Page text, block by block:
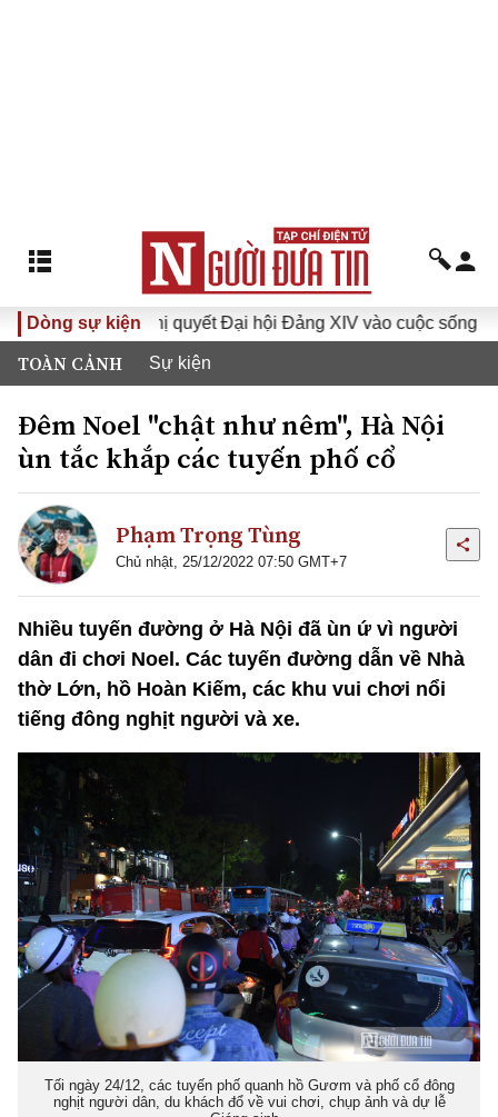
Dòng sự kiện
quyết Đại hội Đảng XIV vào cuộc sống Hướng tới Đại
TOÀN CẢNH Sự kiện
Đêm Noel "chật như nêm", Hà Nội
ùn tắc khắp các tuyến phố cổ
Phạm Trọng Tùng
Chủ nhật, 25/12/2022 07:50 GMT+7
Nhiều tuyến đường ở Hà Nội đã ùn ứ vì người
dân đi chơi Noel. Các tuyến đường dẫn về Nhà
thờ Lớn, hồ Hoàn Kiếm, các khu vui chơi nổi
tiếng đông nghịt người và xe.
Tối ngày 24/12, các tuyến phố quanh hồ Gươm và phố cổ đông
nghịt người dân, du khách đổ về vui chơi, chụp ảnh và dự lễ